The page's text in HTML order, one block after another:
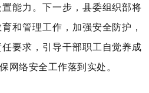
能力。下一步，县委组织部将
和管理工作，加强安全防护，
要求，引导干部职工自觉养成
网络安全工作落到实处。